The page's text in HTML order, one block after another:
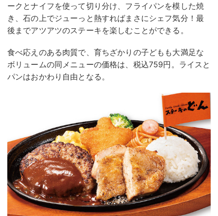
ークとナイフを使って切り分け、フライパンを模した焼
き、石の上でジューっと熱すればまさにシェフ気分！最
後までアツアツのステーキを楽しむことができる。
食べ応えのある肉質で、育ちざかりの子どもも大満足な
ボリュームの同メニューの価格は、税込759円。ライスと
パンはおかわり自由となる。